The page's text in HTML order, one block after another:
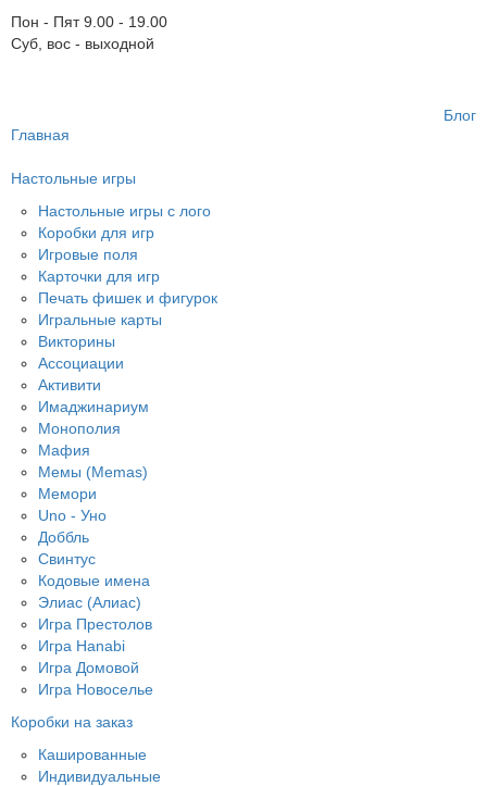
Пон - Пят 9.00 - 19.00
Суб, вос - выходной
Главная
Настольные игры
Настольные игры с лого
Коробки для игр
Игровые поля
Карточки для игр
Печать фишек и фигурок
Игральные карты
Викторины
Ассоциации
Активити
Имаджинариум
Монополия
Мафия
Мемы (Memas)
Мемори
Uno - Уно
Доббль
Свинтус
Кодовые имена
Элиас (Алиас)
Игра Престолов
Игра Hanabi
Игра Домовой
Игра Новоселье
Коробки на заказ
Кашированные
Индивидуальные
Блог